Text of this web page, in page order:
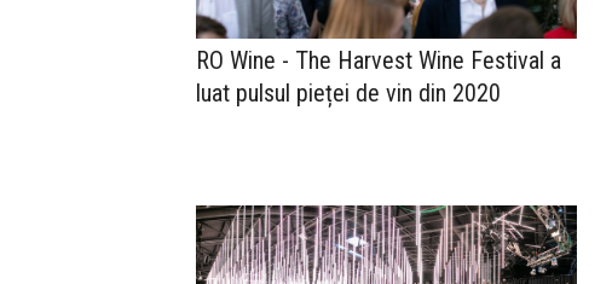
RO Wine - The Harvest Wine Festival a
luat pulsul pieței de vin din 2020